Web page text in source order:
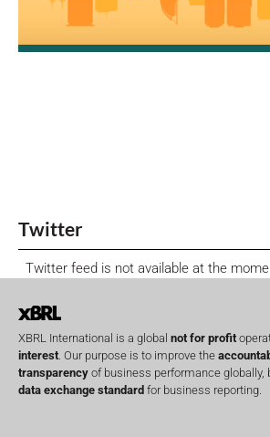
Twitter
Twitter feed is not available at the
XBRL International is a global not for profit
interest . Our purpose is to improve the
transparency of business performance globally,
data exchange standard for business reporting.